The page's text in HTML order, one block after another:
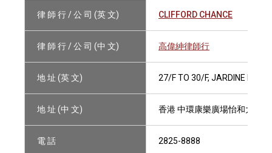
律 師 行 / 公 司 (英 文) CLIFFORD CHANCE
律 師 行 / 公 司 (中 文) 高偉紳律師行
地 址 (英 文) 27/F TO 30/F, JARDINE
地 址 (中 文) 香港 中環康樂廣場怡和大廈
電 話 2825-8888